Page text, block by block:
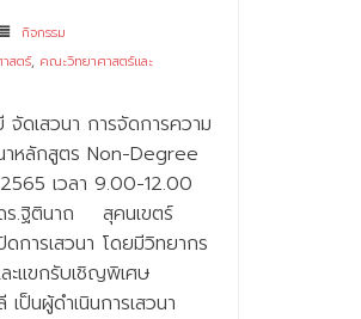
กิจกรรม
สตร์, คณะวิทยาศาสตร์และ
จัดเสวนา การจัดการความ
หลักสูตร Non-Degree
เวลา 9.00-12.00
ดร.ฐิตินาถ สุคนเขตร์
การเสวนา โดยมีวิทยากร
แขกรับเชิญพิเศษ
นผู้ดำเนินการเสวนา